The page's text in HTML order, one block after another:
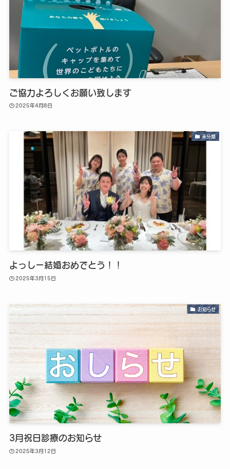
ご協力よろしくお願い致します
2025年4月8日
未分類
よっしー結婚おめでとう！！
2025年3月15日
お知らせ
3月祝日診療のお知らせ
2025年3月12日